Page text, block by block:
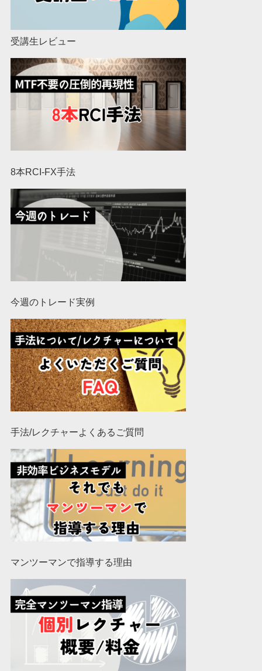
受講生レビュー
8本RCI-FX手法
今週のトレード実例
手法/レクチャーよくあるご質問
マンツーマンで指導する理由